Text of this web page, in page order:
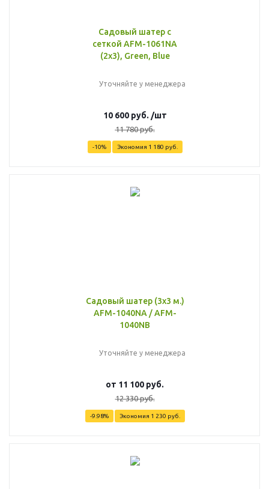
Садовый шатер с
сеткой AFM-1061NA
(2х3), Green, Blue
Уточняйте у менеджера
10 600руб. /шт
11 780руб.
-10% Экономия 1 180 руб.
Садовый шатер (3x3 м.)
AFM-1040NA / AFM-
1040NB
Уточняйте у менеджера
от 11 100 руб.
12 330 руб.
-9.98% Экономия 1 230 руб.